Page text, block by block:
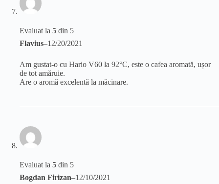
Evaluat la 5 din 5
Flavius–12/20/2021
Am gustat-o cu Hario V60 la 92°C, este o cafea aromată, ușor
de tot amăruie.
Are o aromă excelentă la măcinare.
Evaluat la 5 din 5
Bogdan Firizan–12/10/2021